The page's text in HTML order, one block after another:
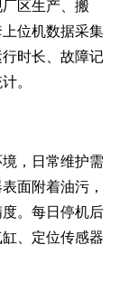
区生产、搬
位机数据采集
时长、故障记
。
，日常维护需
面附着油污，
。每日停机后
、定位传感器